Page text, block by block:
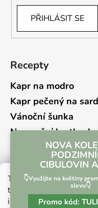
Tento web používá
tohoto webu
informacízde.
PŘIHLÁSIT SE
Recepty
Kapr na modro
Kapr pečený na
Vánoční šunka
Novoroční hrstkovka
Lehký bramborový
kyselou okurkou
NOVÁ
CIBULOVIN
👇Využijte na květiny
slevu👇
Promo kód: